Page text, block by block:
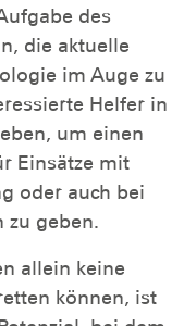
des
die aktuelle
im Auge zu
Helfer in
um einen
Einsätze mit
oder auch bei
zu geben.
allein keine
können, ist